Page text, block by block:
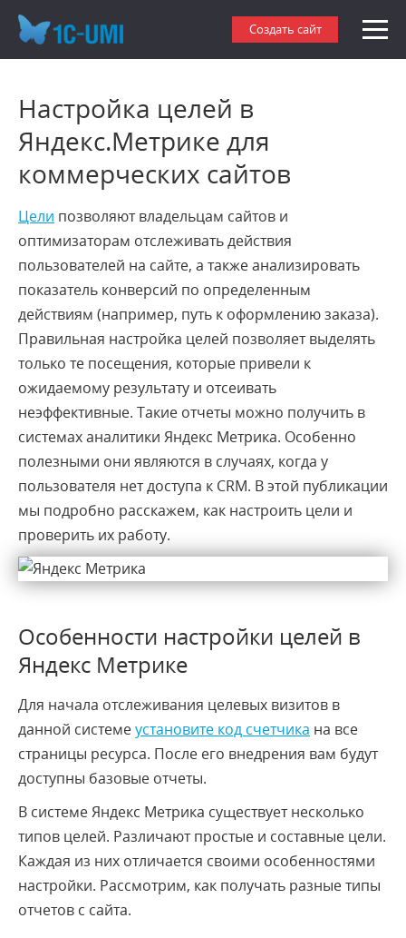
Создать сайт
Настройка целей в
Яндекс.Метрике для
коммерческих сайтов
Цели позволяют владельцам сайтов и
оптимизаторам отслеживать действия
пользователей на сайте, а также анализировать
показатель конверсий по определенным
действиям (например, путь к оформлению заказа).
Правильная настройка целей позволяет выделять
только те посещения, которые привели к
ожидаемому результату и отсеивать
неэффективные. Такие отчеты можно получить в
системах аналитики Яндекс Метрика. Особенно
полезными они являются в случаях, когда у
пользователя нет доступа к CRM. В этой публикации
мы подробно расскажем, как настроить цели и
проверить их работу.
Особенности настройки целей в
Яндекс Метрике
Для начала отслеживания целевых визитов в
данной системеустановите код счетчика на все
страницы ресурса. После его внедрения вам будут
доступны базовые отчеты.
В системе Яндекс Метрика существует несколько
типов целей. Различают простые и составные цели.
Каждая из них отличается своими особенностями
настройки. Рассмотрим, как получать разные типы
отчетов с сайта.